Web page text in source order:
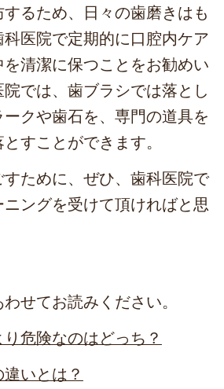
るため、日々の歯磨きはも
医院で定期的に口腔内ケア
清潔に保つことをお勧めい
では、歯ブラシでは落とし
クや歯石を、専門の道具を
すことができます。
ために、ぜひ、歯科医院で
ングを受けて頂ければと思
せてお読みください。
危険なのはどっち？
いとは？